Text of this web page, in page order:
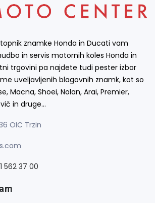
znamke Honda in Ducati vam
in servis motornih koles Honda in
trgovini pa najdete tudi pester izbor
uveljavljenih blagovnih znamk, kot so
Macna, Shoei, Nolan, Arai, Premier,
in druge…
OIC Trzin
562 37 00